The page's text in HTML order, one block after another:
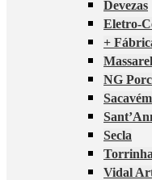
Devezas
Eletro-
+
NG
Sacavém
Secla
Torrinha
Vidal